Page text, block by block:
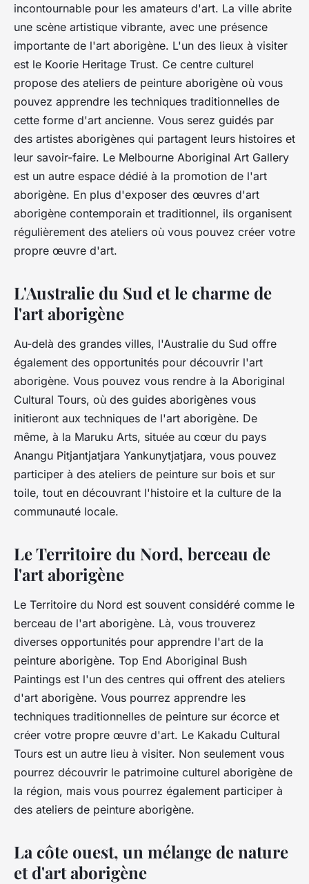
incontournable pour les amateurs d'art. La ville abrite
une scène artistique vibrante, avec une présence
importante de l'art aborigène. L'un des lieux à visiter
est le Koorie Heritage Trust. Ce centre culturel
propose des ateliers de peinture aborigène où vous
pouvez apprendre les techniques traditionnelles de
cette forme d'art ancienne. Vous serez guidés par
des artistes aborigènes qui partagent leurs histoires et
leur savoir-faire. Le Melbourne Aboriginal Art Gallery
est un autre espace dédié à la promotion de l'art
aborigène. En plus d'exposer des œuvres d'art
aborigène contemporain et traditionnel, ils organisent
régulièrement des ateliers où vous pouvez créer votre
propre œuvre d'art.
L'Australie du Sud et le charme de
l'art aborigène
Au-delà des grandes villes, l'Australie du Sud offre
également des opportunités pour découvrir l'art
aborigène. Vous pouvez vous rendre à la Aboriginal
Cultural Tours, où des guides aborigènes vous
initieront aux techniques de l'art aborigène. De
même, à la Maruku Arts, située au cœur du pays
Anangu Pitjantjatjara Yankunytjatjara, vous pouvez
participer à des ateliers de peinture sur bois et sur
toile, tout en découvrant l'histoire et la culture de la
communauté locale.
Le Territoire du Nord, berceau de
l'art aborigène
Le Territoire du Nord est souvent considéré comme le
berceau de l'art aborigène. Là, vous trouverez
diverses opportunités pour apprendre l'art de la
peinture aborigène. Top End Aboriginal Bush
Paintings est l'un des centres qui offrent des ateliers
d'art aborigène. Vous pourrez apprendre les
techniques traditionnelles de peinture sur écorce et
créer votre propre œuvre d'art. Le Kakadu Cultural
Tours est un autre lieu à visiter. Non seulement vous
pourrez découvrir le patrimoine culturel aborigène de
la région, mais vous pourrez également participer à
des ateliers de peinture aborigène.
La côte ouest, un mélange de nature
et d'art aborigène